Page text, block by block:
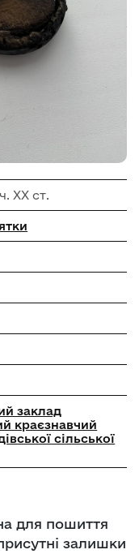
ХХ ст.
заклад
краєзнавчий
сільської
для пошиття
залишки